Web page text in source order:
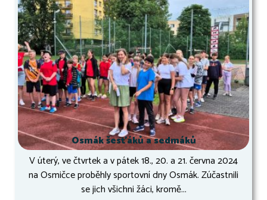
Osmák šesťáků a sedmáků
V úterý, ve čtvrtek a v pátek 18., 20. a 21. června 2024
na Osmičce proběhly sportovní dny Osmák. Zúčastnili
se jich všichni žáci, kromě...